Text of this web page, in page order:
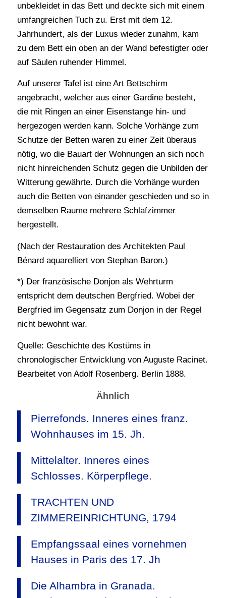
unbekleidet in das Bett und deckte sich mit einem
umfangreichen Tuch zu. Erst mit dem 12.
Jahrhundert, als der Luxus wieder zunahm, kam
zu dem Bett ein oben an der Wand befestigter oder
auf Säulen ruhender Himmel.
Auf unserer Tafel ist eine Art Bettschirm
angebracht, welcher aus einer Gardine besteht,
die mit Ringen an einer Eisenstange hin- und
hergezogen werden kann. Solche Vorhänge zum
Schutze der Betten waren zu einer Zeit überaus
nötig, wo die Bauart der Wohnungen an sich noch
nicht hinreichenden Schutz gegen die Unbilden der
Witterung gewährte. Durch die Vorhänge wurden
auch die Betten von einander geschieden und so in
demselben Raume mehrere Schlafzimmer
hergestellt.
(Nach der Restauration des Architekten Paul
Bénard aquarelliert von Stephan Baron.)
*) Der französische Donjon als Wehrturm
entspricht dem deutschen Bergfried. Wobei der
Bergfried im Gegensatz zum Donjon in der Regel
nicht bewohnt war.
Quelle: Geschichte des Kostüms in
chronologischer Entwicklung von Auguste Racinet.
Bearbeitet von Adolf Rosenberg. Berlin 1888.
Ähnlich
Pierrefonds. Inneres eines franz.
Wohnhauses im 15. Jh.
Mittelalter. Inneres eines
Schlosses. Körperpflege.
TRACHTEN UND
ZIMMEREINRICHTUNG, 1794
Empfangssaal eines vornehmen
Hauses in Paris des 17. Jh
Die Alhambra in Granada.